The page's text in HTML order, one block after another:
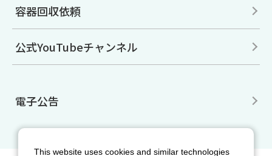
容器回収依頼
公式YouTubeチャンネル
電子公告
This website uses cookies and similar technologies